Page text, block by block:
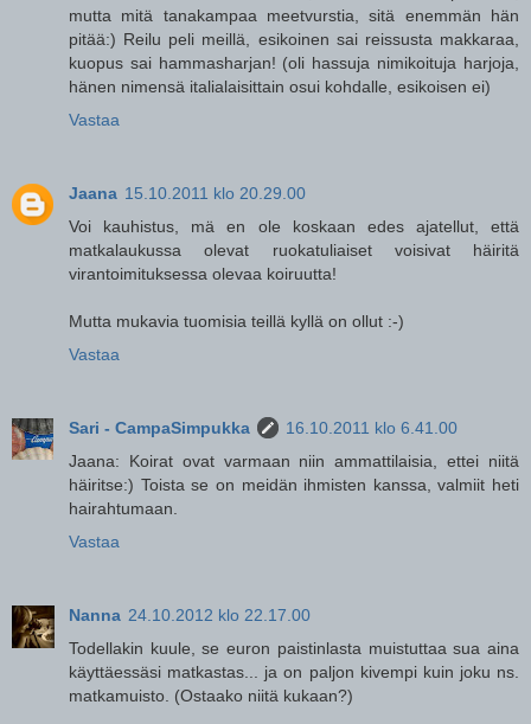
mutta mitä tanakampaa meetvurstia, sitä enemmän hän
pitää:) Reilu peli meillä, esikoinen sai reissusta makkaraa,
kuopus sai hammasharjan! (oli hassuja nimikoituja harjoja,
hänen nimensä italialaisittain osui kohdalle, esikoisen ei)
Vastaa
Jaana 15.10.2011 klo 20.29.00
Voi kauhistus, mä en ole koskaan edes ajatellut, että
matkalaukussa olevat ruokatuliaiset voisivat häiritä
virantoimituksessa olevaa koiruutta!
Mutta mukavia tuomisia teillä kyllä on ollut :-)
Vastaa
Sari - CampaSimpukka
16.10.2011 klo 6.41.00
Jaana: Koirat ovat varmaan niin ammattilaisia, ettei niitä
häiritse:) Toista se on meidän ihmisten kanssa, valmiit heti
hairahtumaan.
Vastaa
Nanna 24.10.2012 klo 22.17.00
Todellakin kuule, se euron paistinlasta muistuttaa sua aina
käyttäessäsi matkastas... ja on paljon kivempi kuin joku ns.
matkamuisto. (Ostaako niitä kukaan?)